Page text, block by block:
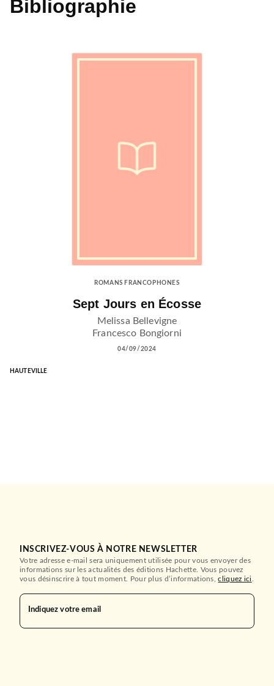
Bibliographie
ROMANS FRANCOPHONES
Sept Jours en Écosse
Melissa Bellevigne
Francesco Bongiorni
04/09/2024
HAUTEVILLE
INSCRIVEZ-VOUS À NOTRE NEWSLETTER
Votre adresse e-mail sera uniquement utilisée pour vous envoyer des
informations sur les actualités des éditions Hachette. Vous pouvez
vous désinscrire à tout moment. Pour plus d’informations,cliquez ici
Indiquez votre email